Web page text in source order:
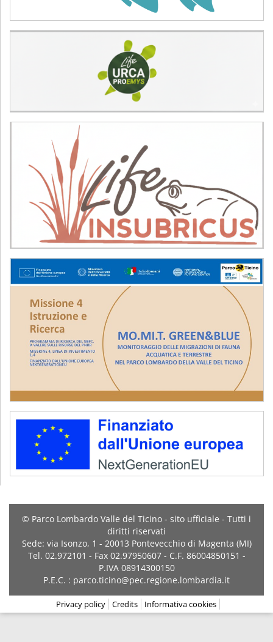
© Parco Lombardo Valle del Ticino - sito ufficiale - Tutti i
diritti riservati
Sede: via Isonzo, 1 - 20013 Pontevecchio di Magenta (MI)
Tel. 02.972101 - Fax 02.97950607 - C.F. 86004850151 -
P.IVA 08914300150
P.E.C. : parco.ticino@pec.regione.lombardia.it
Privacy policy Credits Informativa cookies